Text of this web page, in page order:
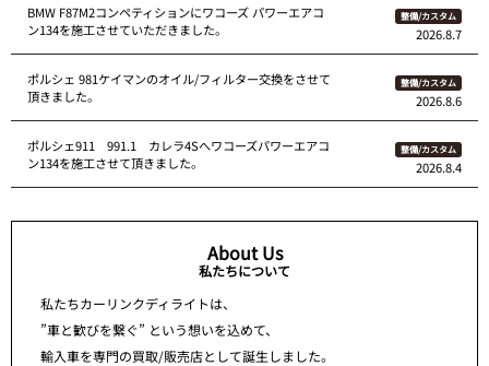
BMW F87M2コンペティションにワコーズ パワーエアコ
ン134を施工させていただきました。
整備/カスタム
2026.8.7
ポルシェ 981ケイマンのオイル/フィルター交換をさせて
頂きました。
整備/カスタム
2026.8.6
ポルシェ911 991.1 カレラ4Sへワコーズパワーエアコ
ン134を施工させて頂きました。
整備/カスタム
2026.8.4
About Us
私たちについて
私たちカーリンクディライトは、
”車と歓びを繋ぐ” という想いを込めて、
輸入車を専門の買取/販売店として誕生しました。